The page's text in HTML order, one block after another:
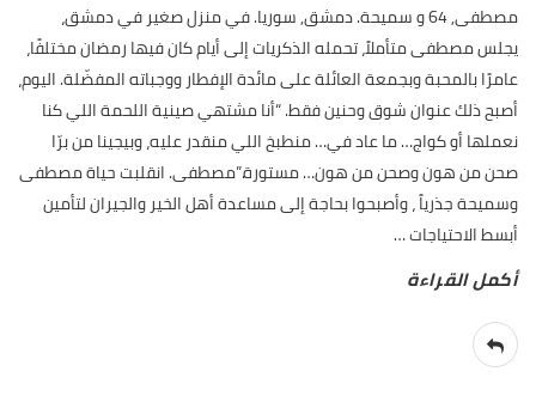
مصطفى, 64 و سميحة. دمشق, سوريا. في منزل صغير في دمشق،
يجلس مصطفى متأملاً، تحمله الذكريات إلى أيام كان فيها رمضان مختلفًا،
عامرًا بالمحبة وبجمعة العائلة على مائدة الإفطار ووجباته المفضّلة. اليوم،
أصبح ذلك عنوان شوق وحنين فقط. “أنا مشتهي صينية اللحمة اللي كنا
نعملها أو كواج… ما عاد في… منطبخ اللي منقدر عليه، وبيجينا من برّا
صحن من هون وصحن من هون… مستورة.”مصطفى. انقلبت حياة مصطفى
وسميحة جذرياً ، وأصبحوا بحاجة إلى مساعدة أهل الخير والجيران لتأمين
أبسط الاحتياجات…